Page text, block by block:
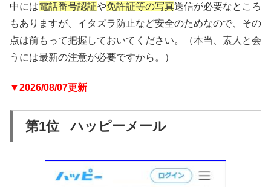
中には電話番号認証や免許証等の写真送信が必要なところ
もありますが、イタズラ防止など安全のためなので、その
点は前もって把握しておいてください。（本当、素人と会
うには最新の注意が必要ですから。）
▼2026/08/07更新
第1位 ハッピーメール